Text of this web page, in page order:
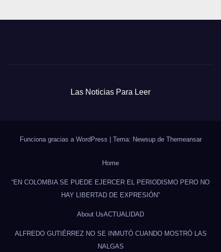
Las Noticias Para Leer
Funciona gracias a WordPress Tema: Newsup de Themeansar
Home
“EN COLOMBIA SE PUEDE EJERCER EL PERIODISMO PERO NO
HAY LIBERTAD DE EXPRESIÓN”
About UsACTUALIDAD
ALFREDO GUTIÉRREZ NO SE INMUTÓ CUANDO MOSTRÓ LAS
NALGAS